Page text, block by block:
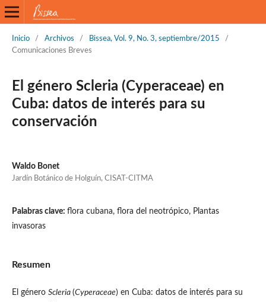
Inicio / Archivos / Bissea, Vol. 9, No. 3, septiembre/2015
/
Comunicaciones Breves
El género Scleria (Cyperaceae) en
Cuba: datos de interés para su
conservación
Waldo Bonet
Jardín Botánico de Holguín, CISAT-CITMA
Palabras clave: flora cubana, flora del neotrópico, Plantas
invasoras
Resumen
El género Scleria (Cyperaceae) en Cuba: datos de interés para su